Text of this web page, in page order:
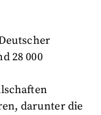
28 000
darunter die